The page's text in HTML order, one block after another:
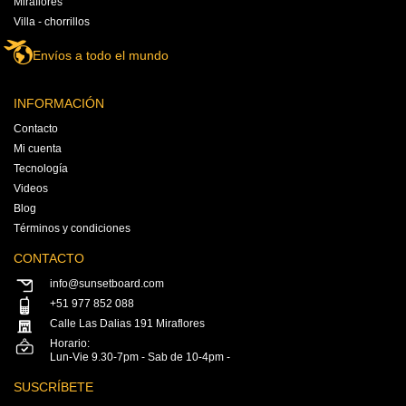
Villa - chorrillos
Envíos a todo el mundo
INFORMACIÓN
Contacto
Mi cuenta
Tecnología
Videos
Blog
Términos y condiciones
CONTACTO
info@sunsetboard.com
+51 977 852 088
Calle Las Dalias 191 Miraflores
Horario:
Lun-Vie 9.30-7pm - Sab de 10-4pm -
SUSCRÍBETE